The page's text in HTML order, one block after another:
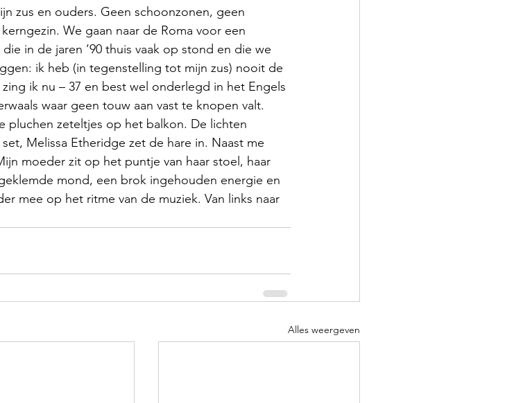
zus en ouders. Geen schoonzonen, geen
We gaan naar de Roma voor een
in de jaren ’90 thuis vaak op stond en die we
ik heb (in tegenstelling tot mijn zus) nooit de
ik nu – 37 en best wel onderlegd in het Engels
waar geen touw aan vast te knopen valt.
pluchen zeteltjes op het balkon. De lichten
Melissa Etheridge zet de hare in. Naast me
moeder zit op het puntje van haar stoel, haar
mond, een brok ingehouden energie en
mee op het ritme van de muziek. Van links naar
Alles weergeven